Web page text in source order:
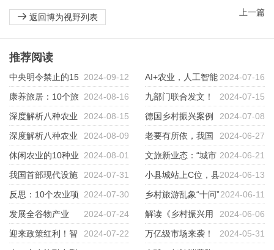
上一篇
返回博为视野列表
推荐阅读
2024-09-12
中央明令禁止的15
个雷区及鼓励的4大“落地模式”
2024-08-16
康养旅居：10个旅
游大省抢跑带来的启示2024-08-15
深度解析八种农业
运营新模式
2024-08-09
深度解析八种农业
运营新模式
2024-08-01
休闲农业的10种业
态和9个模式
2024-07-31
我国首部现代设施
农业建设规划发布
2024-07-30
反思：10个农业项
目失败案例
2024-07-24
发展全谷物产业
吧！国家重视，市场需求将会越
2024-07-22
迎来政策红利！智
2024-07-16
AI+农业，人工智能
如何抓住全面乡村振兴的机遇
2024-07-15
九部门联合发文！
鼓励引导退休干部、退休教师、
退休医生等回乡定居
2024-07-08
德国乡村振兴案例
示范点——阿赫卡伦村的成功实
践之路
2024-06-27
老要有所依，我国
轰轰烈烈的适老化改造正当时
2024-06-21
文旅新业态：“城市
大休闲”与“乡村微度假”2024-06-13
小县城站上C位，县
城旅游要如何发展？2024-06-11
乡村旅游乱象“十问”
2024-06-06
解读《乡村振兴用
地政策指南（2023年）》亮点
2024-05-31
万亿级市场来袭！